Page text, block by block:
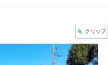
クリップ